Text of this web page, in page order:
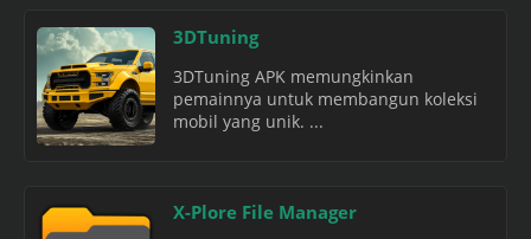
3DTuning
3DTuning APK memungkinkan
pemainnya untuk membangun koleksi
mobil yang unik. ...
X-Plore File Manager